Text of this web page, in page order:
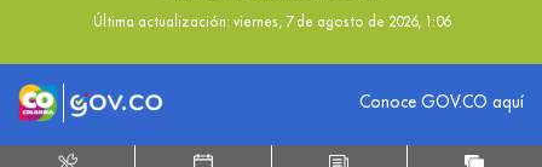
Última actualización: viernes, 7 de agosto de 2026, 1:06
Logo marca ColombiaLogo Gobierno de ColombiaConoce GOV.CO aquí